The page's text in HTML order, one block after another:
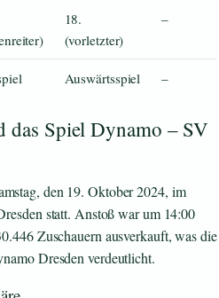
18.
(vorletzter)
–
Auswärtsspiel –
das Spiel Dynamo – SV
den 19. Oktober 2024, im
statt. Anstoß war um 14:00
Zuschauern ausverkauft, was die
Dresden verdeutlicht.